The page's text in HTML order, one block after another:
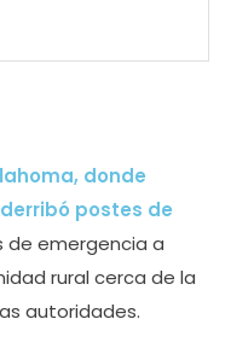
donde
postes de
de emergencia a
rural cerca de la
autoridades.